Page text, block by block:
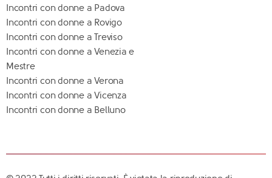
Incontri con donne a Padova
Incontri con donne a Rovigo
Incontri con donne a Treviso
Incontri con donne a Venezia e
Mestre
Incontri con donne a Verona
Incontri con donne a Vicenza
Incontri con donne a Belluno